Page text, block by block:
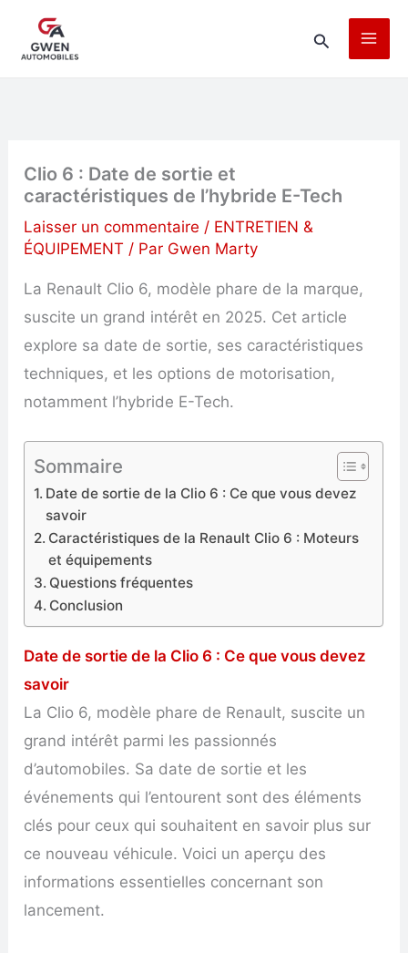
Rechercher
Clio 6 : Date de sortie et
caractéristiques de l’hybride E-Tech
Laisser un commentaire / ENTRETIEN &
ÉQUIPEMENT / Par Gwen Marty
La Renault Clio 6, modèle phare de la marque,
suscite un grand intérêt en 2025. Cet article
explore sa date de sortie, ses caractéristiques
techniques, et les options de motorisation,
notamment l’hybride E-Tech.
Sommaire
Date de sortie de la Clio 6 : Ce que vous devez
savoir
Caractéristiques de la Renault Clio 6 : Moteurs
et équipements
Questions fréquentes
Conclusion
Date de sortie de la Clio 6 : Ce que vous devez
savoir
La Clio 6, modèle phare de Renault, suscite un
grand intérêt parmi les passionnés
d’automobiles. Sa date de sortie et les
événements qui l’entourent sont des éléments
clés pour ceux qui souhaitent en savoir plus sur
ce nouveau véhicule. Voici un aperçu des
informations essentielles concernant son
lancement.